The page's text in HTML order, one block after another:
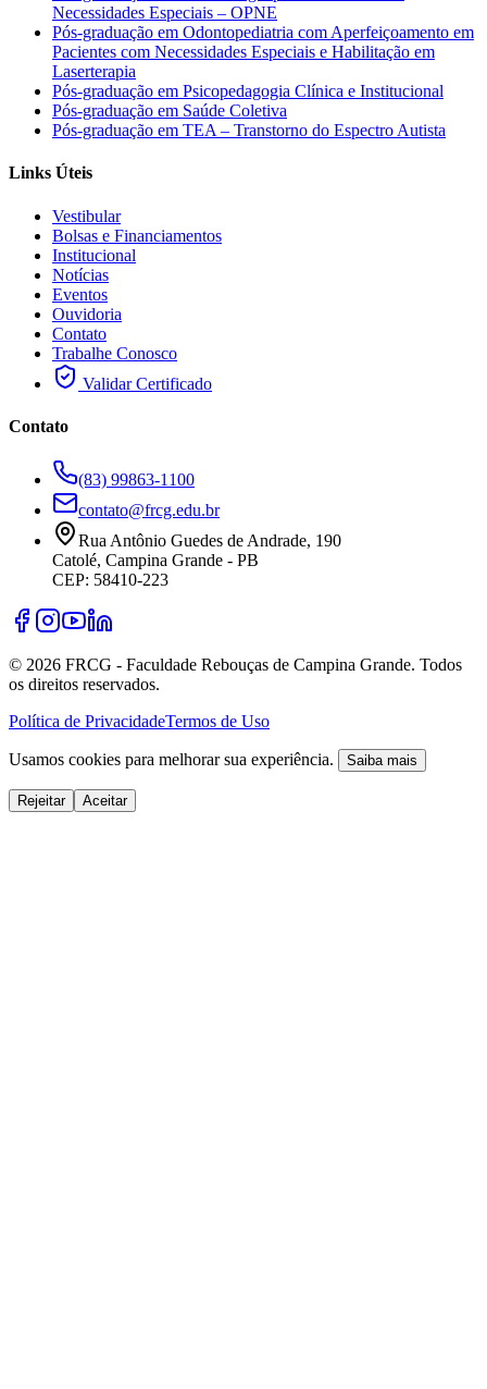
Necessidades Especiais – OPNE
Pós-graduação em Odontopediatria com Aperfeiçoamento em
Pacientes com Necessidades Especiais e Habilitação em
Laserterapia
Pós-graduação em Psicopedagogia Clínica e Institucional
Pós-graduação em Saúde Coletiva
Pós-graduação em TEA – Transtorno do Espectro Autista
Links Úteis
Vestibular
Bolsas e Financiamentos
Institucional
Notícias
Eventos
Ouvidoria
Contato
Trabalhe Conosco
Validar Certificado
Contato
(83) 99863-1100
contato@frcg.edu.br
Rua Antônio Guedes de Andrade, 190
Catolé, Campina Grande - PB
CEP: 58410-223
© 2026 FRCG - Faculdade Rebouças de Campina Grande. Todos
os direitos reservados.
Política de PrivacidadeTermos de Uso
Usamos cookies para melhorar sua experiência. Saiba mais
Rejeitar Aceitar